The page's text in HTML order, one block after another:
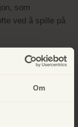
Om
som
ved å spille på